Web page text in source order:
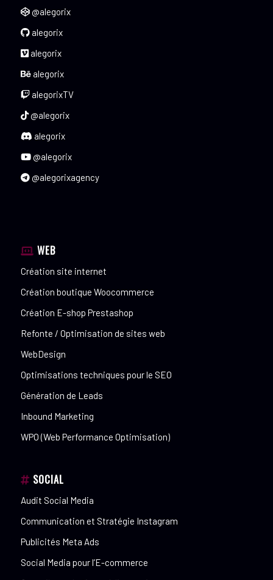
@alegorix
alegorix
alegorix
alegorix
alegorixTV
@alegorix
alegorix
@alegorix
@alegorixagency
WEB
Création site internet
Création boutique Woocommerce
Création E-shop Prestashop
Refonte / Optimisation de sites web
WebDesign
Optimisations techniques pour le SEO
Génération de Leads
Inbound Marketing
WPO (Web Performance Optimisation)
SOCIAL
Audit Social Media
Communication et Stratégie Instagram
Publicités Meta Ads
Social Media pour l’E-commerce